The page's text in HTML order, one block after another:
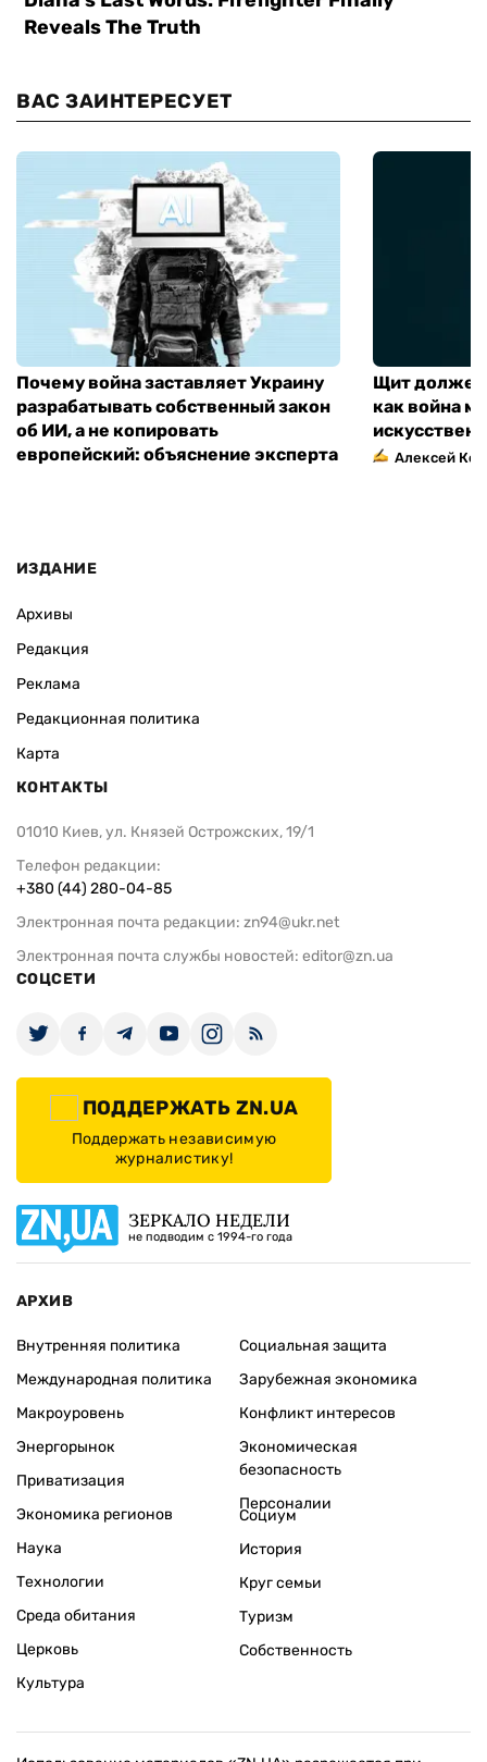
ВАС ЗАИНТЕРЕСУЕТ
Почему война заставляет Украину
разрабатывать собственный закон
об ИИ, а не копировать
европейский: объяснение эксперта
Щит должен
как война
Алексей
ИЗДАНИЕ
Архивы
Редакция
Реклама
Редакционная политика
Карта
КОНТАКТЫ
01010 Киев, ул. Князей Острожских, 19/1
Телефон редакции:
+380 (44) 280-04-85
Электронная почта редакции: zn94@ukr.net
Электронная почта службы новостей: editor@zn.ua
СОЦСЕТИ
ПОДДЕРЖАТЬ ZN.UA
Поддержать независимую
журналистику!
ЗЕРКАЛО НЕДЕЛИ
не подводим с 1994-го года
АРХИВ
Внутренняя политика
Международная политика
Макроуровень
Энергорынок
Приватизация
Экономика регионов
Социальная защита
Зарубежная экономика
Конфликт интересов
Экономическая
безопасность
Персоналии
Наука
Технологии
Среда обитания
Церковь
Культура
Социум
История
Круг семьи
Туризм
Собственность